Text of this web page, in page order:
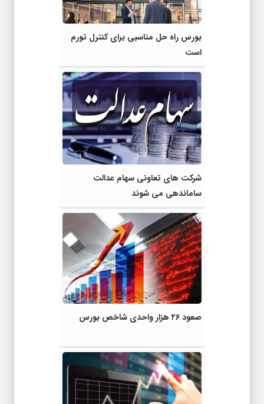
بورس راه حل مناسبی برای کنترل تورم
است
شرکت های تعاونی سهام عدالت
ساماندهی می شوند
صعود ۲۶ هزار واحدی شاخص بورس